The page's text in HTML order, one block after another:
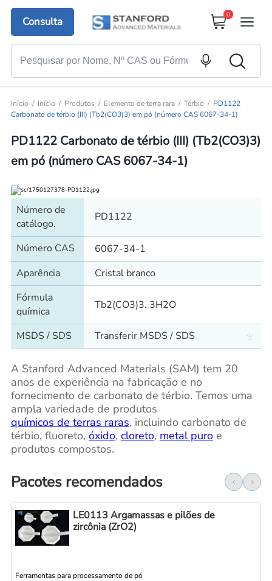
Consulta
0
Início Início Produtos Elemento de terra rara Térbio
PD1122
Carbonato de térbio (III) (Tb2(CO3)3) em pó (número CAS 6067-34-1)
PD1122 Carbonato de térbio (III) (Tb2(CO3)3)
em pó (número CAS 6067-34-1)
Número de
catálogo.
PD1122
Número CAS
6067-34-1
Aparência
Cristal branco
Fórmula
química
Tb2(CO3)3. 3H2O
MSDS / SDS Transferir MSDS / SDS
A Stanford Advanced Materials (SAM) tem 20
anos de experiência na fabricação e no
fornecimento de carbonato de térbio. Temos uma
ampla variedade de produtos
químicos de terras raras, incluindo carbonato de
térbio, fluoreto, óxido, cloreto, metal puroe
produtos compostos.
Pacotes recomendados
LE0113 Argamassas e pilões de
zircônia (ZrO2)
Ferramentas para processamento de pó